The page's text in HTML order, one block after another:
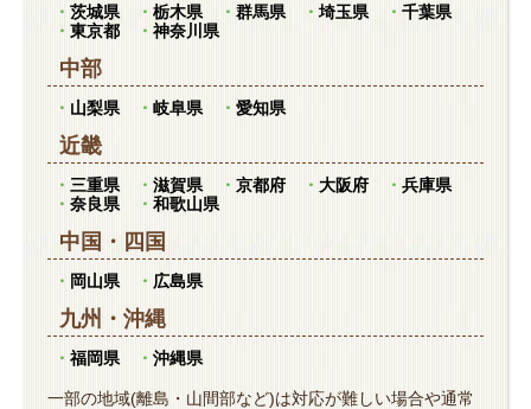
茨城県 栃木県 群馬県 埼玉県
千葉県
東京都
神奈川県
中部
山梨県 岐阜県 愛知県
近畿
三重県 滋賀県 京都府 大阪府
兵庫県
奈良県
和歌山県
中国 ・ 四国
岡山県 広島県
九州 ・ 沖縄
福岡県 沖縄県
一部の地域(離島・山間部など)は対応が難しい場合や通常